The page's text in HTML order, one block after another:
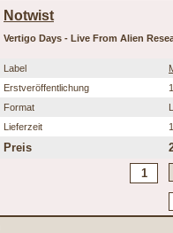
Notwist
Vertigo Days - Live From Alien
Label
Erstveröffentlichung
Format
Lieferzeit
Preis